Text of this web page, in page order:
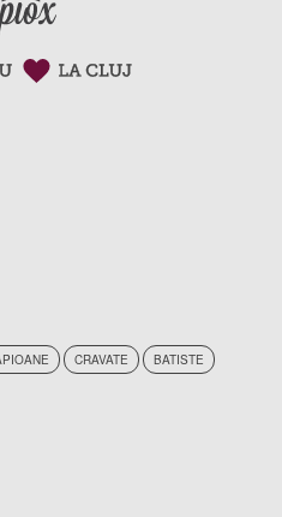
CRAVATE BATISTE